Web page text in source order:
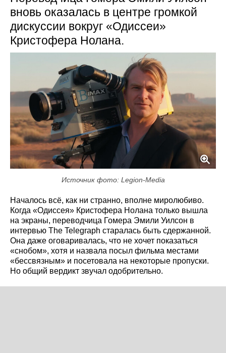
вновь оказалась в центре громкой
дискуссии вокруг «Одиссеи»
Кристофера Нолана.
Источник фото: Legion-Media
Началось всё, как ни странно, вполне миролюбиво.
Когда «Одиссея» Кристофера Нолана только вышла
на экраны, переводчица Гомера Эмили Уилсон в
интервью The Telegraph старалась быть сдержанной.
Она даже оговаривалась, что не хочет показаться
«снобом», хотя и назвала посыл фильма местами
«бессвязным» и посетовала на некоторые пропуски.
Но общий вердикт звучал одобрительно.